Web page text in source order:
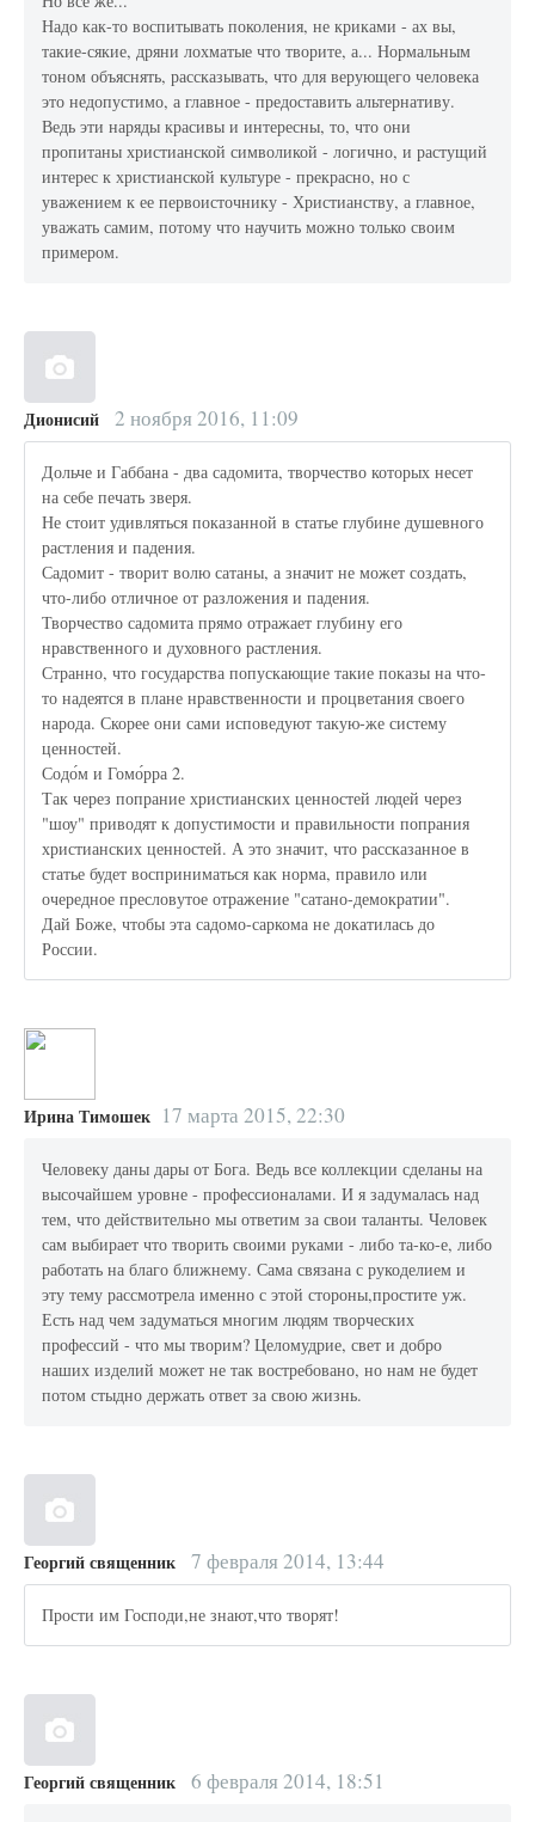
Надо как-то воспитывать поколения, не криками - ах вы,
такие-сякие, дряни лохматые что творите, а... Нормальным
тоном объяснять, рассказывать, что для верующего человека
это недопустимо, а главное - предоставить альтернативу.
Ведь эти наряды красивы и интересны, то, что они
пропитаны христианской символикой - логично, и растущий
интерес к христианской культуре - прекрасно, но с
уважением к ее первоисточнику - Христианству, а главное,
уважать самим, потому что научить можно только своим
примером.
Дионисий 2 ноября 2016, 11:09
Дольче и Габбана - два садомита, творчество которых несет
на себе печать зверя.
Не стоит удивляться показанной в статье глубине душевного
растления и падения.
Садомит - творит волю сатаны, а значит не может создать,
что-либо отличное от разложения и падения.
Творчество садомита прямо отражает глубину его
нравственного и духовного растления.
Странно, что государства попускающие такие показы на что-
то надеятся в плане нравственности и процветания своего
народа. Скорее они сами исповедуют такую-же систему
ценностей.
Содо́м и Гомо́рра 2.
Так через попрание христианских ценностей людей через
"шоу" приводят к допустимости и правильности попрания
христианских ценностей. А это значит, что рассказанное в
статье будет восприниматься как норма, правило или
очередное пресловутое отражение "сатано-демократии".
Дай Боже, чтобы эта садомо-саркома не докатилась до
России.
Ирина Тимошек 17 марта 2015, 22:30
Человеку даны дары от Бога. Ведь все коллекции сделаны на
высочайшем уровне - профессионалами. И я задумалась над
тем, что действительно мы ответим за свои таланты. Человек
сам выбирает что творить своими руками - либо та-ко-е, либо
работать на благо ближнему. Сама связана с рукоделием и
эту тему рассмотрела именно с этой стороны,простите уж.
Есть над чем задуматься многим людям творческих
профессий - что мы творим? Целомудрие, свет и добро
наших изделий может не так востребовано, но нам не будет
потом стыдно держать ответ за свою жизнь.
Георгий священник 7 февраля 2014, 13:44
Прости им Господи,не знают,что творят!
Георгий священник 6 февраля 2014, 18:51